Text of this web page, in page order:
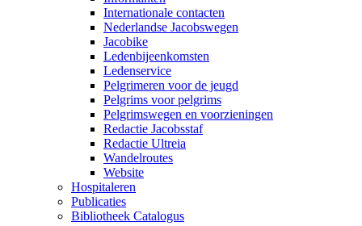
Internationale contacten
Nederlandse Jacobswegen
Jacobike
Ledenbijeenkomsten
Ledenservice
Pelgrimeren voor de jeugd
Pelgrims voor pelgrims
Pelgrimswegen en voorzieningen
Redactie Jacobsstaf
Redactie Ultreia
Wandelroutes
Website
Hospitaleren
Publicaties
Bibliotheek Catalogus